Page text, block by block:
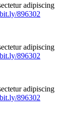
adipiscing
896302
adipiscing
896302
adipiscing
896302